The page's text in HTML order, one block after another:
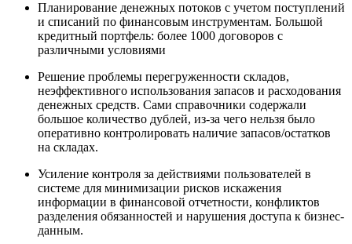
Планирование денежных потоков с учетом поступлений
и списаний по финансовым инструментам. Большой
кредитный портфель: более 1000 договоров с
различными условиями
Решение проблемы перегруженности складов,
неэффективного использования запасов и расходования
денежных средств. Сами справочники содержали
большое количество дублей, из-за чего нельзя было
оперативно контролировать наличие запасов/остатков
на складах.
Усиление контроля за действиями пользователей в
системе для минимизации рисков искажения
информации в финансовой отчетности, конфликтов
разделения обязанностей и нарушения доступа к бизнес-
данным.